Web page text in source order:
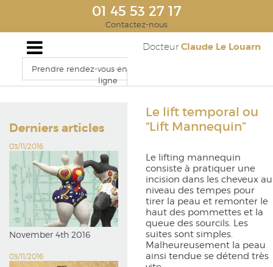
01 45 53 27 17
Contactez-nous
Docteur Claude Le Louarn
Prendre rendez-vous en
ligne
Derniers articles
03/11/2016
November 4th 2016
03/11/2016
Le lift temporal ou
“Lift Mannequin”
Le lifting mannequin
consiste à pratiquer une
incision dans les cheveux au
niveau des tempes pour
tirer la peau et remonter le
haut des pommettes et la
queue des sourcils. Les
suites sont simples.
Malheureusement la peau
ainsi tendue se détend très